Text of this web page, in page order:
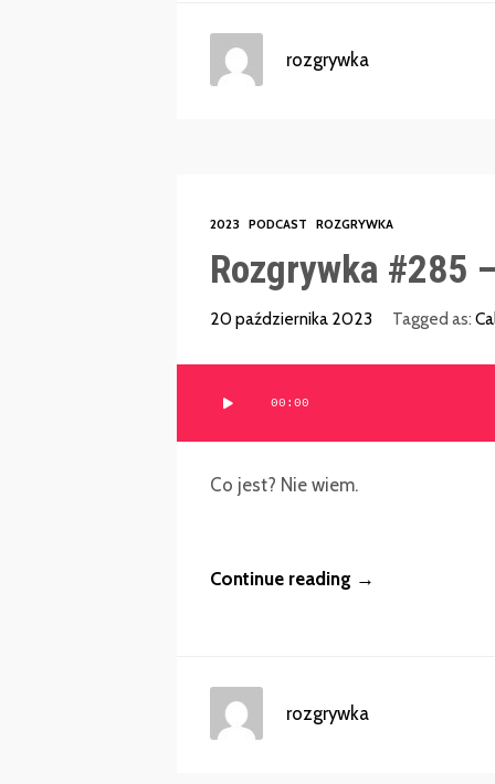
rozgrywka
2023 PODCAST ROZGRYWKA
Rozgrywka #285
20 października 2023 Tagged as:
plików
dźwiękowych
00:00
Co jest? Nie wiem.
Continue reading →
rozgrywka